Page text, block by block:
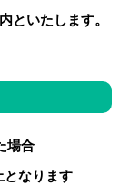
といたします。
場合
となります